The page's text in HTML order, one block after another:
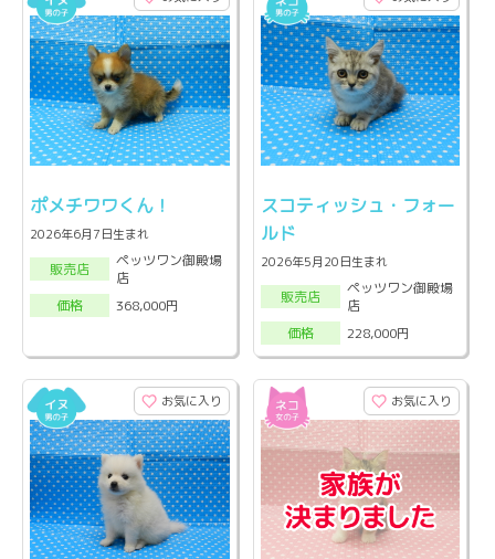
ポメチワワくん！
2026年6月7日生まれ
販売店
ペッツワン御殿場
店
価格
368,000円
スコティッシュ・フォー
ルド
2026年5月20日生まれ
販売店
ペッツワン御殿場
店
価格
228,000円
お気に入り お気に入り